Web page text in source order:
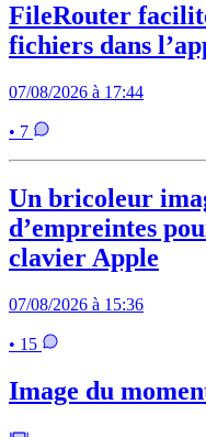
FileRouter
fichiers dans
07/08/2026 à 17:44
• 7
Un bricoleur
d’empreintes
clavier Apple
07/08/2026 à 15:36
• 15
Image du